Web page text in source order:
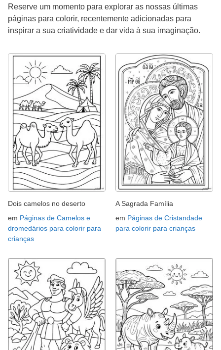
Reserve um momento para explorar as nossas últimas
páginas para colorir, recentemente adicionadas para
inspirar a sua criatividade e dar vida à sua imaginação.
Dois camelos no deserto
em Páginas de Camelos e
dromedários para colorir para
crianças
A Sagrada Família
em Páginas de Cristandade
para colorir para crianças